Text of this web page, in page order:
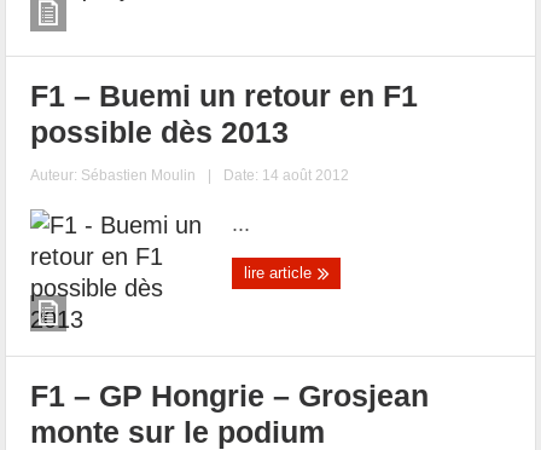
F1 – Buemi un retour en F1
possible dès 2013
Auteur: Sébastien Moulin | Date: 14 août 2012
...
lire article
F1 – GP Hongrie – Grosjean
monte sur le podium